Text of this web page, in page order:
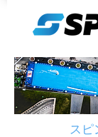
スピ